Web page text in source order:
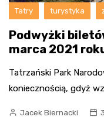
Tatry turystyka
Podwyżki
marca 2021
Tatrzański Park
koniecznością, gdyż
Jacek Biernacki